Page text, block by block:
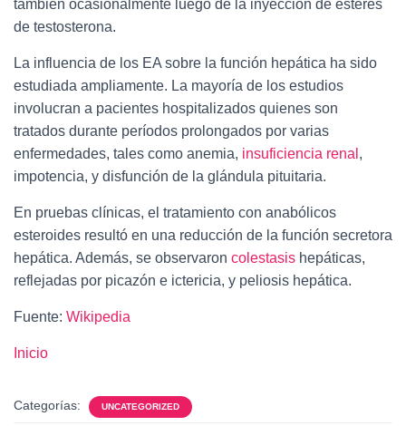
también ocasionalmente luego de la inyección de ésteres
de testosterona.​
La influencia de los EA sobre la función hepática ha sido
estudiada ampliamente. La mayoría de los estudios
involucran a pacientes hospitalizados quienes son
tratados durante períodos prolongados por varias
enfermedades, tales como anemia, insuficiencia renal ,
impotencia, y disfunción de la glándula pituitaria.
En pruebas clínicas, el tratamiento con anabólicos
esteroides resultó en una reducción de la función secretora
hepática. Además, se observaron colestasis hepáticas,
reflejadas por picazón e ictericia, y peliosis hepática.
Fuente: Wikipedia
Inicio
Categorías: UNCATEGORIZED